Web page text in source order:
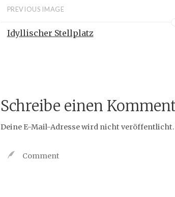
PREVIOUS IMAGE
Idyllischer Stellplatz
Schreibe einen
Deine E-Mail-Adresse wird nicht veröffentlicht.